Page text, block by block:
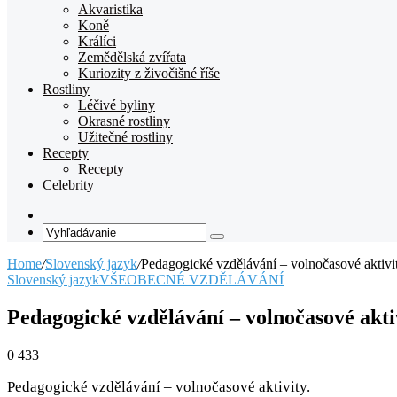
Akvaristika
Koně
Králíci
Zemědělská zvířata
Kuriozity z živočišné říše
Rostliny
Léčivé byliny
Okrasné rostliny
Užitečné rostliny
Recepty
Recepty
Celebrity
Article
Vyhľadávanie
Home/Slovenský jazyk/Pedagogické vzdělávání – volnočasové
Slovenský jazykVŠEOBECNÉ VZDĚLÁVÁNÍ
Pedagogické vzdělávání – volnočasové
0 433
Pedagogické vzdělávání – volnočasové aktivity.